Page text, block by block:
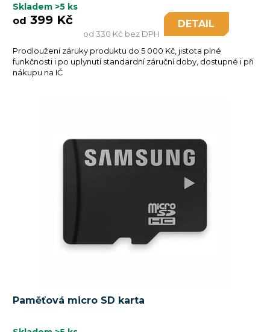
Skladem >5 ks
od 330 Kč bez DPH
od 399 Kč DETAIL
Prodloužení záruky produktu do 5 000 Kč, jistota plné
funkčnosti i po uplynutí standardní záruční doby, dostupné i při
nákupu na IČ
Paměťová micro SD karta